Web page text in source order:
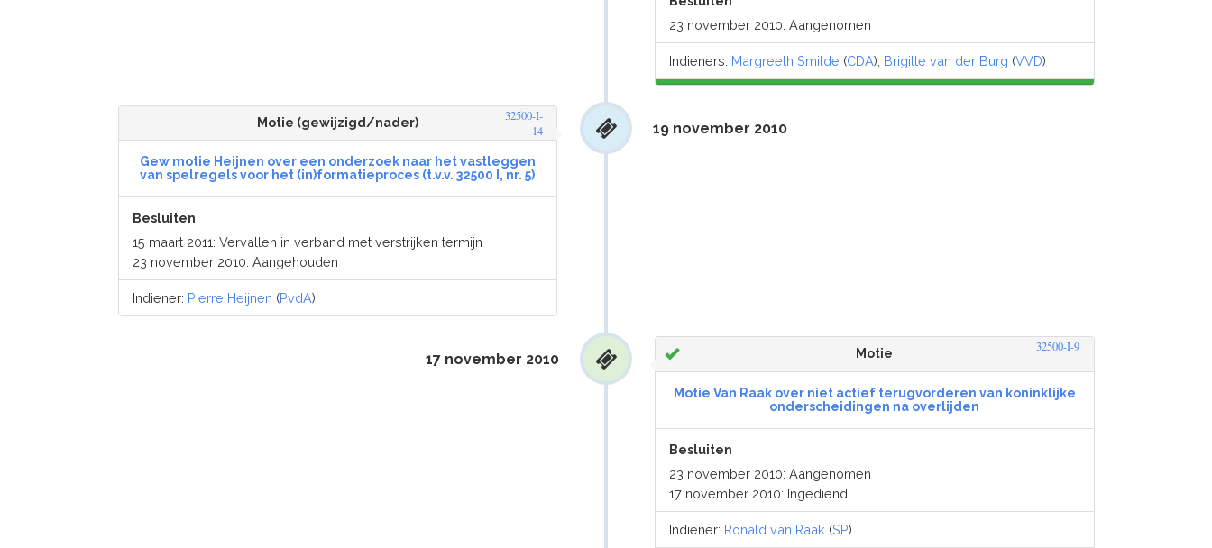
23 november 2010: Aangenomen
Indieners: Margreeth Smilde (CDA), Brigitte van der Burg (VVD)
Motie (gewijzigd/nader)
32500-I-
14
Gew motie Heijnen over een onderzoek naar het vastleggen
van spelregels voor het (in)formatieproces (t.v.v. 32500 I, nr. 5)
Besluiten
15 maart 2011: Vervallen in verband met verstrijken termijn
23 november 2010: Aangehouden
Indiener: Pierre Heijnen (PvdA)
19 november 2010
Motie 32500-I-9
Motie Van Raak over niet actief terugvorderen van koninklijke
onderscheidingen na overlijden
Besluiten
23 november 2010: Aangenomen
17 november 2010: Ingediend
Indiener: Ronald van Raak (SP)
17 november 2010